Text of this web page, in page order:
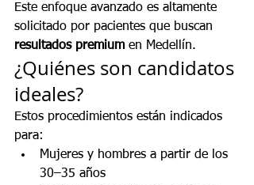
Este enfoque avanzado es altamente
solicitado por pacientes que buscan
resultados premium en Medellín.
¿Quiénes son candidatos
ideales?
Estos procedimientos están indicados
para:
Mujeres y hombres a partir de los
30–35 años